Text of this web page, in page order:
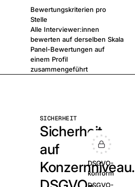
Bewertungskriterien pro
Stelle
Alle Interviewer:innen
bewerten auf derselben Skala
Panel-Bewertungen auf
einem Profil
zusammengeführt
SICHERHEIT
Sicherheit
auf
Konzernniveau.
DSGVO-
konform
DSGVO-